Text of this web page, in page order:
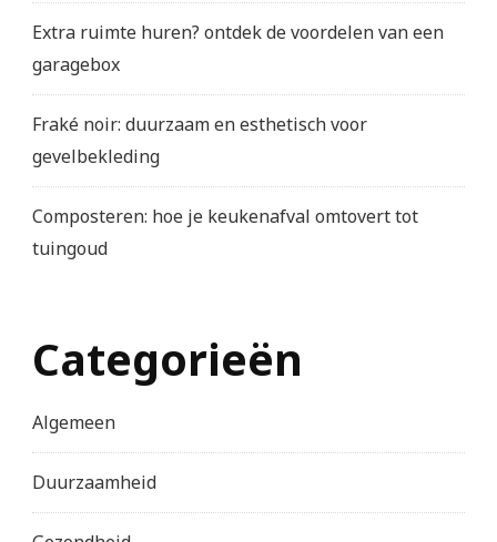
Extra ruimte huren? ontdek de voordelen van een
garagebox
Fraké noir: duurzaam en esthetisch voor
gevelbekleding
Composteren: hoe je keukenafval omtovert tot
tuingoud
Categorieën
Algemeen
Duurzaamheid